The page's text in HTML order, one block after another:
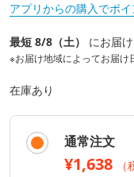
アプリからの購入でポイ
最短 8/8（土） にお届け
※お届け地域によってお届け
在庫あり
通常注文
¥1,638